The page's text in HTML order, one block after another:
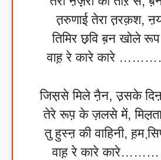
त़रुणाई तेरा त़रक़श,
तिमिर छ़वि ब़न खोले
वाह़ रे कारे कारे
जिस़से मिले नै़न, उ़सके
तेरे रूप़ के ज़लसे में,
तु हुस्ऩ की वाहिनी, ह़म
वाह़ रे कारे